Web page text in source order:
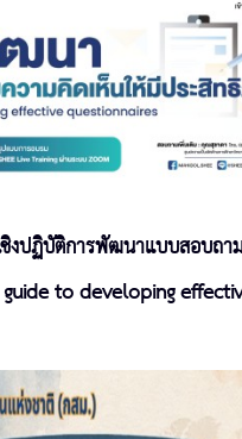
ชิงปฏิบัติการพัฒนาแบบสอบถา
to developing